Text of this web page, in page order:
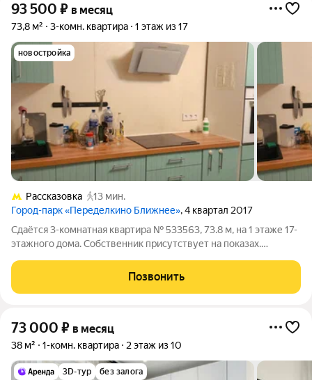
93 500 ₽ в месяц
73,8 м² 3-комн. квартира 1 этаж из 17
новостройка
Рассказовка
13 мин.
Город-парк «Переделкино Ближнее», 4 квартал 2017
Сдаётся 3-комнатная квартира № 533563, 73.8 м, на 1 этаже 17-
этажного дома. Собственник присутствует на показах.
оплачиваются отдельно. По условиям проживания: можно с
детьми, можно с питомцами.
Позвонить
73 000 ₽ в месяц
38 м² 1-комн. квартира 2 этаж из 10
3D-тур без залога